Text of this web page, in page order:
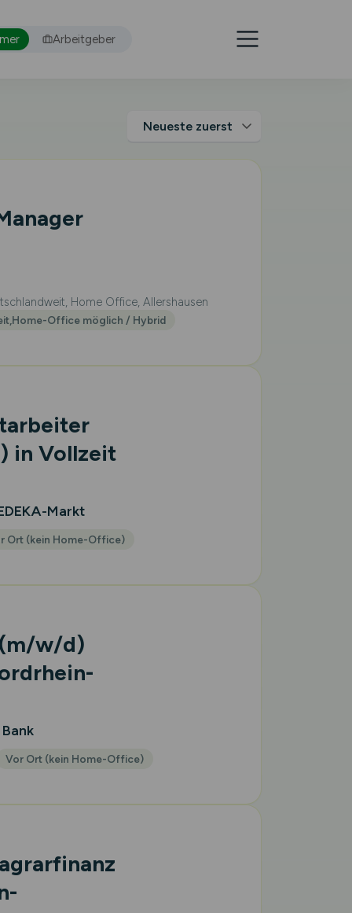
Arbeitgeber
Home Office, Allershausen
Office möglich / Hybrid
in Vollzeit
Markt
Ort (kein Home-Office)
(m/w/d)
Vor Ort (kein Home-Office)